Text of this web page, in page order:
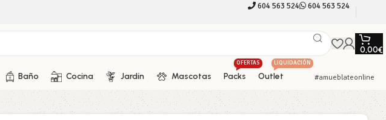
604 563 524 604 563 524
0,00€
Baño Cocina Jardín Mascotas Packs
OFERTAS
Outlet
LIQUIDACIÓN
#amueblateonline